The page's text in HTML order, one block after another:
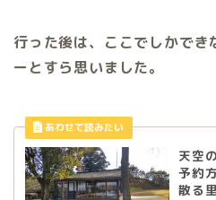
行った後は、ここでしかで
ーとすら思いました。
天空
予約
散る里